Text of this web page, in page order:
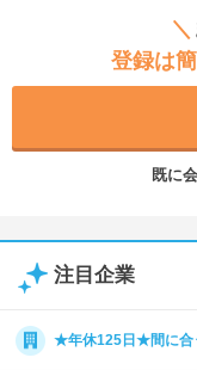
＼
登録は
既に
注目企業
★年休125日★間に合